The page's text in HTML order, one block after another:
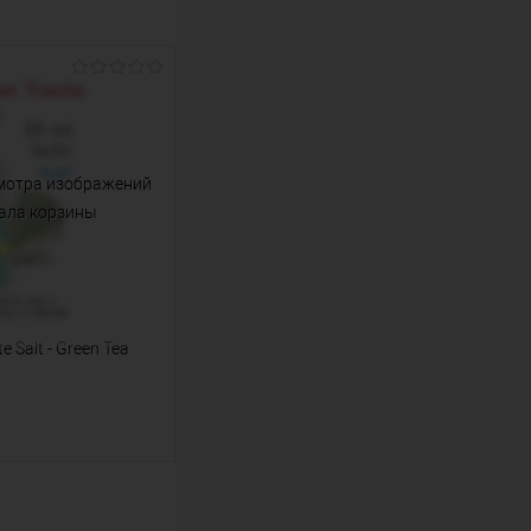
изображений
корзины
Salt - Green Tea